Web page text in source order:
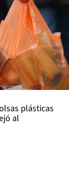
plásticas
al